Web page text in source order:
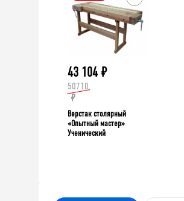
43 104 ₽
50710
₽
Верстак столярный
«Опытный мастер»
Ученический